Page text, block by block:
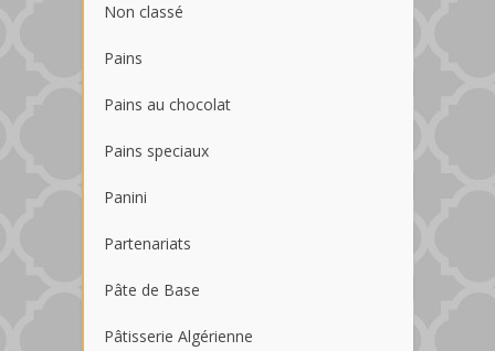
Non classé
Pains
Pains au chocolat
Pains speciaux
Panini
Partenariats
Pâte de Base
Pâtisserie Algérienne